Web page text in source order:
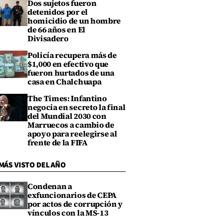
Dos sujetos fueron
detenidos por el
homicidio de un hombre
de 66 años en El
Divisadero
Policía recupera más de
$1,000 en efectivo que
fueron hurtados de una
casa en Chalchuapa
The Times: Infantino
negocia en secreto la final
del Mundial 2030 con
Marruecos a cambio de
apoyo para reelegirse al
frente de la FIFA
VISTO DEL AÑO
Condenan a
exfuncionarios de CEPA
por actos de corrupción y
vínculos con la MS-13